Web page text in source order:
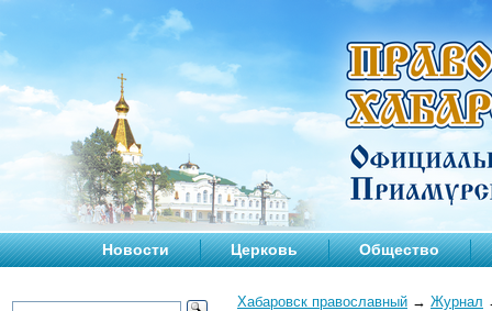
Новости Церковь Общество
Хабаровск православный → Журнал